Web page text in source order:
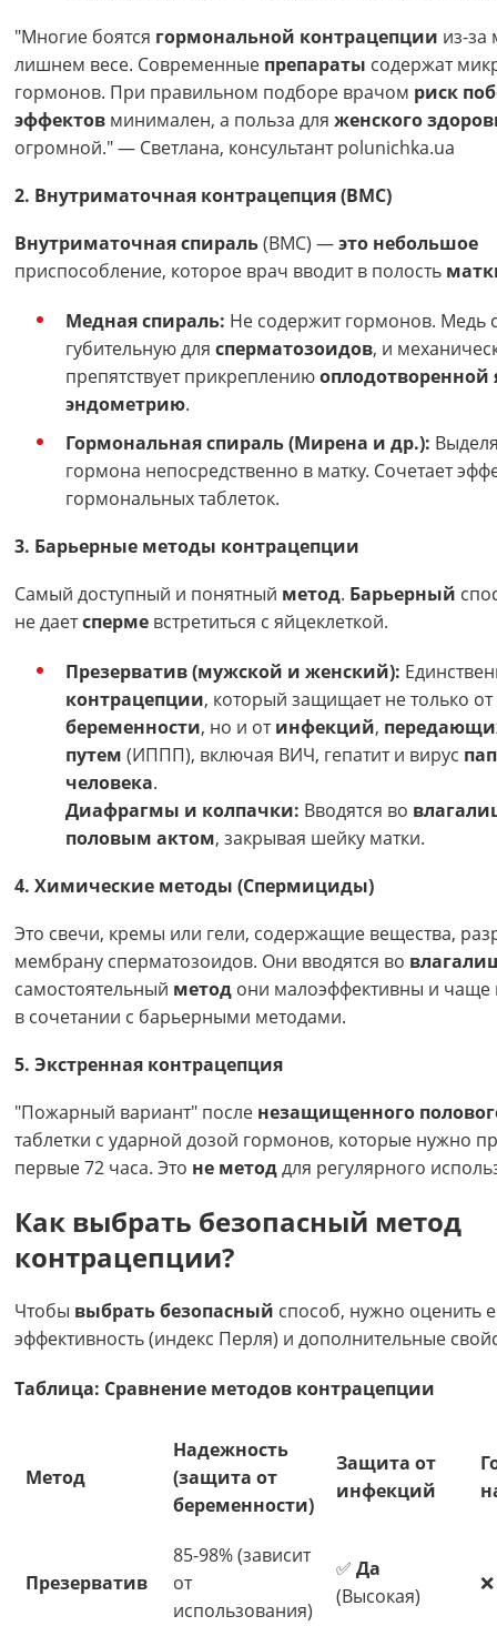
"Многие боятся гормональной контрацепции из-за
лишнем весе. Современные препараты содержат
гормонов. При правильном подборе врачом риск
эффектов минимален, а польза для женского
огромной." — Светлана, консультант polunichka.ua
2. Внутриматочная контрацепция (ВМС)
Внутриматочная спираль(ВМС) —это небольшое
приспособление, которое врач вводит в полость
Медная спираль: Не содержит гормонов. Медь
губительную для сперматозоидов, и
препятствует прикреплениюоплодотворенной
эндометрию.
Гормональная спираль (Мирена и др.):
гормона непосредственно в матку. Сочетает
гормональных таблеток.
3. Барьерные методы контрацепции
Самый доступный и понятный метод. Барьерный
не даетсперме встретиться с яйцеклеткой.
Презерватив (мужской и женский):
контрацепции, который защищает не только от
беременности, но и отинфекций,
путем (ИППП), включая ВИЧ, гепатит и вирус
человека.
Диафрагмы и колпачки: Вводятся во
половым актом, закрывая шейку матки.
4. Химические методы (Спермициды)
Это свечи, кремы или гели, содержащие вещества,
мембрану сперматозоидов. Они вводятся во
самостоятельный метод они малоэффективны и чаще
в сочетании с барьерными методами.
5. Экстренная контрацепция
"Пожарный вариант" после незащищенного
таблетки с ударной дозой гормонов, которые нужно
первые 72 часа. Это не методдля регулярного
Как выбрать безопасный метод
контрацепции?
Чтобы выбратьбезопасный способ, нужно оценить
эффективность (индекс Перля) и дополнительные
Таблица: Сравнение методов контрацепции
Метод
Надежность
(защита от
беременности)
Защита от
инфекций
Презерватив
85-98% (зависит
от
использования)
✅ Да
(Высокая)